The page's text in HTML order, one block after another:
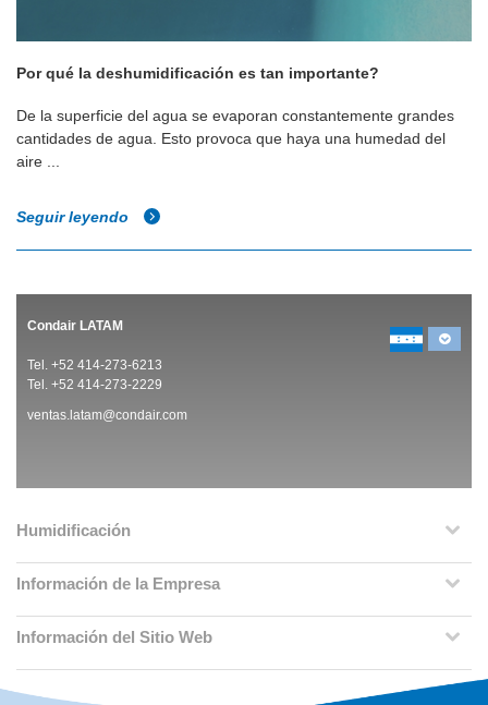
Por qué la deshumidificación es tan importante?
De la superficie del agua se evaporan constantemente grandes
cantidades de agua. Esto provoca que haya una humedad del
aire ...
Seguir leyendo
Condair LATAM
Tel. +52 414-273-6213
Tel. +52 414-273-2229
ventas.latam@condair.com
Humidificación
Información de la Empresa
Información del Sitio Web